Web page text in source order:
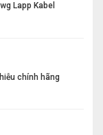
Lapp Kabel
chính hãng